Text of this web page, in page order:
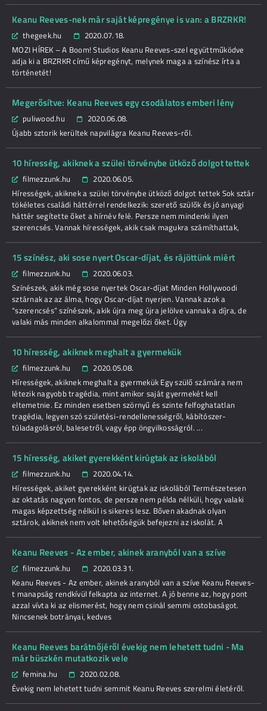
Keanu Reeves-nek már saját képregénye is van: a BRZRKR!
thegeek.hu
2020.07.18.
MOZI HÍREK – A Boom! Studios Keanu Reeves-szel együttműködve
adja ki a BRZRKR című képregényt, melynek maga a színész írta a
történetét!
Megerősítve: Keanu Reeves egy csodálatos emberi lény
puliwood.hu
2020.06.08.
Újabb sztorik kerültek napvilágra Keanu Reeves-ről.
10 híresség, akiknek a szülei törvénybe ütköző dolgot tettek
filmezzunk.hu
2020.06.05.
Hírességek, akiknek a szülei törvénybe ütköző dolgot tettek Sok sztár
tökéletes családi háttérrel rendelkezik: szerető szülők és jó anyagi
háttér segítette őket a hírnév felé. Persze nem mindenki ilyen
szerencsés. Vannak hírességek, akik csak magukra számíthattak,
15 színész, aki sose nyert Oscar-díjat, és rájöttünk miért
filmezzunk.hu
2020.06.03.
Színészek, akik még sose nyertek Oscar-díjat Minden Hollywoodi
sztárnak az az álma, hogy Oscar-díjat nyerjen. Vannak azok a
“szerencsés” színészek, akik újra meg újra jelölve vannak a díjra, de
valaki más minden alkalommal megelőzi őket. Úgy
10 híresség, akiknek meghalt a gyermekük
filmezzunk.hu
2020.05.08.
Hírességek, akiknek meghalt a gyermekük Egy szülő számára nem
létezik nagyobb tragédia, mint amikor saját gyermekét kell
eltemetnie. Ez minden esetben szörnyű és szinte felfoghatatlan
tragédia, legyen szó születési-rendellenességről, kábítószer-
túladagolásról, balesetről, vagy épp öngyilkosságról. ...
15 híresség, akiket gyerekként kirúgtak az iskolából
filmezzunk.hu
2020.04.14.
Hírességek, akiket gyerekként kirúgtak az iskolából Természetesen
az oktatás nagyon fontos, de persze nem példa nélküli, hogy valaki
magas képzettség nélkül is sikeres lesz. Bőven akadnak olyan
sztárok, akiknek nem volt lehetőségük befejezni az iskolát. A
Keanu Reeves - Az ember, akinek aranyból van a szíve
filmezzunk.hu
2020.03.31.
Keanu Reeves - Az ember, akinek aranyból van a szíve Keanu Reeves-
t manapság rendkívül felkapta az internet. A jó benne az, hogy pont
azzal vívta ki az elismerést, hogy nem csinál semmi ostobaságot.
Nincsenek botrányai, kedves
Keanu Reeves barátnőjéről évekig nem lehetett tudni - Ma
már büszkén mutatkozik vele
femina.hu
2020.02.08.
Évekig nem lehetett tudni semmit Keanu Reeves szerelmi életéről.